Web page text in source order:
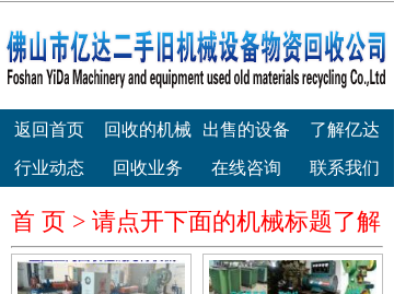
返回首页 回收的机械 出售的设备 了解亿达
行业动态 回收业务 在线咨询 联系我们
首 页 > 请点开下面的机械标题了解